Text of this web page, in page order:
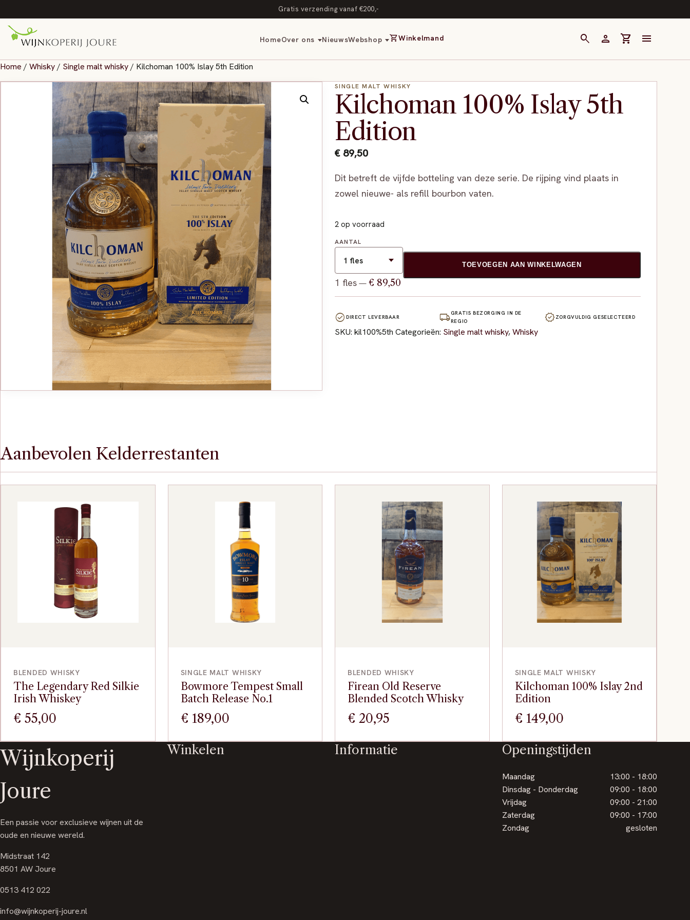
Gratis verzending vanaf €200,-
HomeOver ons NieuwsWebshop shopping_cartWinkelmand search person shopping_cart menu
Home / Whisky/ Single malt whisky/ Kilchoman 100% Islay 5th Edition
SINGLE MALT WHISKY
Kilchoman 100% Islay 5th
Edition
€ 89,50
Dit betreft de vijfde botteling van deze serie. De rijping vind plaats in
zowel nieuwe- als refill bourbon vaten.
2 op voorraad
AANTAL
1 fles — € 89,50
TOEVOEGEN AAN WINKELWAGEN
check_circle DIRECT LEVERBAAR local_shippingGRATIS BEZORGING IN DE
REGIO
verifiedZORGVULDIG GESELECTEERD
SKU: kil100%5th Categorieën: Single malt whisky,Whisky
Aanbevolen Kelderrestanten
BLENDED WHISKY
The Legendary Red Silkie
Irish Whiskey
€ 55,00
SINGLE MALT WHISKY
Bowmore Tempest Small
Batch Release No.1
€ 189,00
BLENDED WHISKY
Firean Old Reserve
Blended Scotch Whisky
€ 20,95
SINGLE MALT WHISKY
Kilchoman 100% Islay 2nd
Edition
€ 149,00
Wijnkoperij
Joure
Een passie voor exclusieve wijnen uit de
oude en nieuwe wereld.
Midstraat 142
8501 AW Joure
0513 412 022
info@wijnkoperij-joure.nl
Winkelen Informatie Openingstijden
Maandag
13:00 - 18:00
Dinsdag - Donderdag
09:00 - 18:00
Vrijdag
09:00 - 21:00
Zaterdag
09:00 - 17:00
Zondag
gesloten